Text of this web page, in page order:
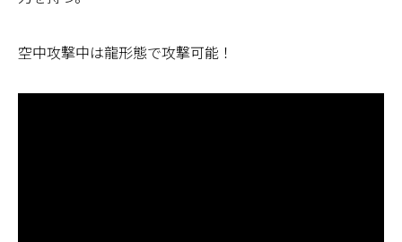
空中攻撃中は龍形態で攻撃可能！